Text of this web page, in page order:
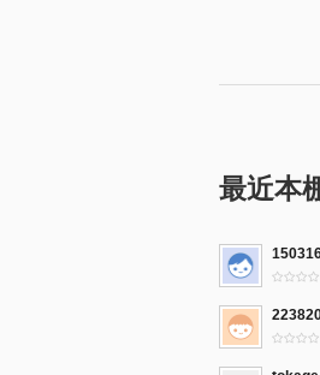
最近本